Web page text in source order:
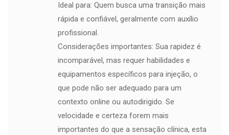
Ideal para: Quem busca uma transição mais
rápida e confiável, geralmente com auxílio
profissional.
Considerações importantes: Sua rapidez é
incomparável, mas requer habilidades e
equipamentos específicos para injeção, o
que pode não ser adequado para um
contexto online ou autodirigido. Se
velocidade e certeza forem mais
importantes do que a sensação clínica, esta